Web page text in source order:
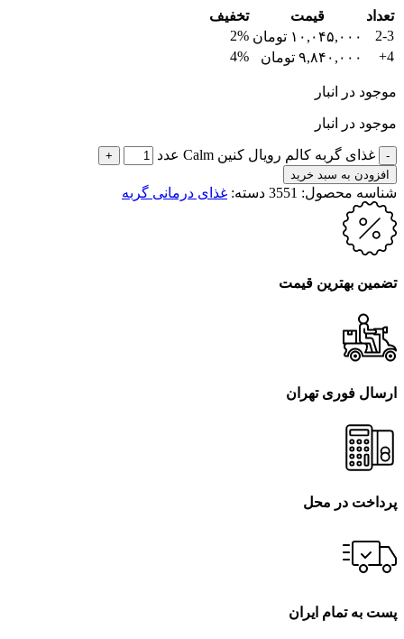
تعداد قیمت
تخفیف
2-3
۱۰,۰۴۵,۰۰۰ تومان 2%
4+
۹,۸۴۰,۰۰۰ تومان 4%
موجود در انبار
موجود در انبار
غذای گربه کالم رویال کنین Calm عدد
افزودن به سبد خرید
شناسه محصول: 3551 دسته: غذای درمانی گربه
تضمین بهترین قیمت
ارسال فوری تهران
پرداخت در محل
پست به تمام ایران